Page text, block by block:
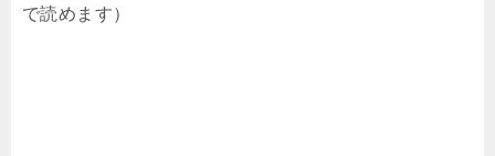
で読めます）